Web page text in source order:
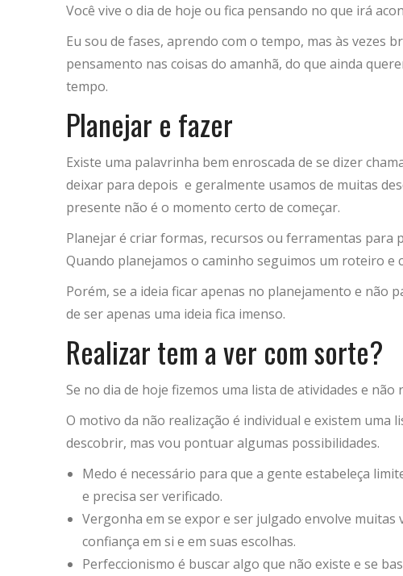
Você vive o dia de hoje ou fica pensando no que irá
Eu sou de fases, aprendo com o tempo, mas às vezes
pensamento nas coisas do amanhã, do que ainda
tempo.
Planejar e fazer
Existe uma palavrinha bem enroscada de se dizer
deixar para depois e geralmente usamos de muitas
presente não é o momento certo de começar.
Planejar é criar formas, recursos ou ferramentas para
Quando planejamos o caminho seguimos um roteiro e
Porém, se a ideia ficar apenas no planejamento e não
de ser apenas uma ideia fica imenso.
Realizar tem a ver com sorte?
Se no dia de hoje fizemos uma lista de atividades e
O motivo da não realização é individual e existem uma
descobrir, mas vou pontuar algumas possibilidades.
Medo é necessário para que a gente estabeleça
e precisa ser verificado.
Vergonha em se expor e ser julgado envolve
confiança em si e em suas escolhas.
Perfeccionismo é buscar algo que não existe e se